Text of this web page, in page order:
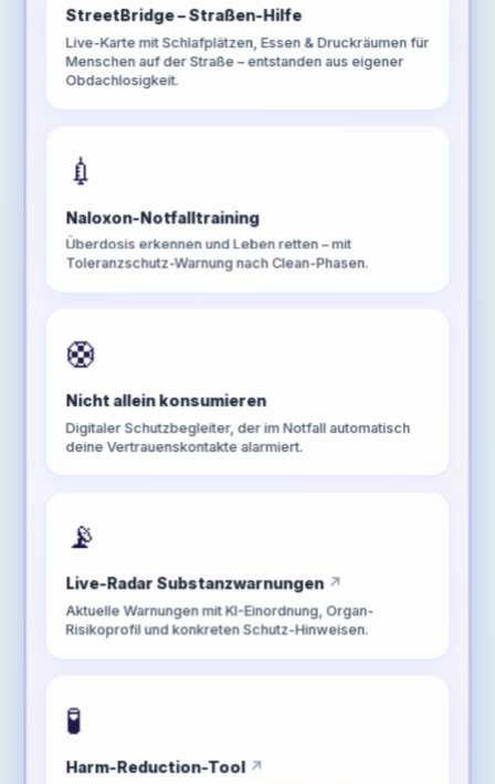
StreetBridge – Straßen-Hilfe
Live-Karte mit Schlafplätzen, Essen & Druckräumen für
Menschen auf der Straße – entstanden aus eigener
Obdachlosigkeit.
💉
Naloxon-Notfalltraining
Überdosis erkennen und Leben retten – mit
Toleranzschutz-Warnung nach Clean-Phasen.
🛟
Nicht allein konsumieren
Digitaler Schutzbegleiter, der im Notfall automatisch
deine Vertrauenskontakte alarmiert.
📡
Live-Radar Substanzwarnungen
Aktuelle Warnungen mit KI-Einordnung, Organ-
Risikoprofil und konkreten Schutz-Hinweisen.
🧪
Harm-Reduction-Tool